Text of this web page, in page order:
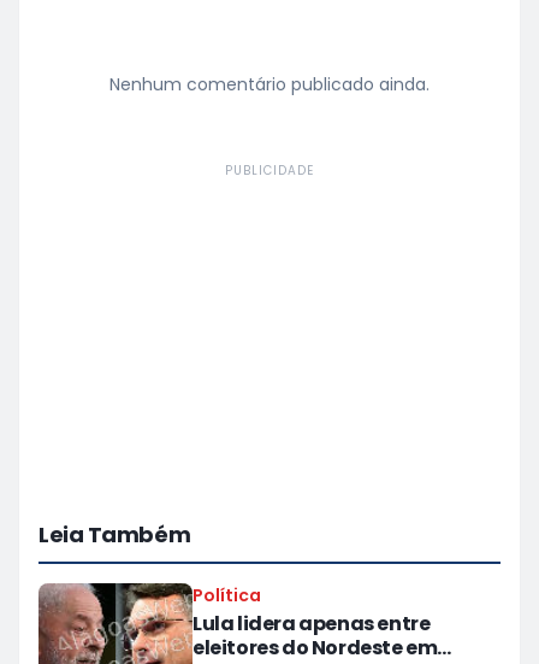
Nenhum comentário publicado ainda.
PUBLICIDADE
Leia Também
Política
Lula lidera apenas entre
eleitores do Nordeste em